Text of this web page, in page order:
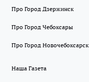
Про Город Дзержинск
Про Город Чебоксары
Про Город Новочебоксарск
Наша Газета